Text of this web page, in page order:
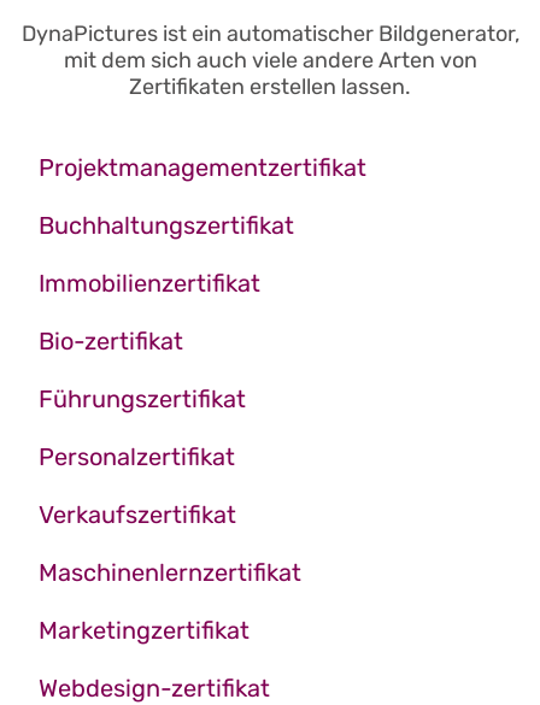
DynaPictures ist ein automatischer Bildgenerator,
mit dem sich auch viele andere Arten von
Zertifikaten erstellen lassen.
Projektmanagementzertifikat
Buchhaltungszertifikat
Immobilienzertifikat
Bio-zertifikat
Führungszertifikat
Personalzertifikat
Verkaufszertifikat
Maschinenlernzertifikat
Marketingzertifikat
Webdesign-zertifikat